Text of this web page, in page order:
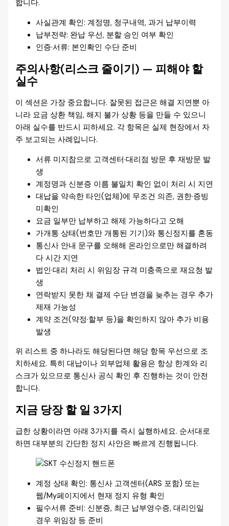
합니다.
사실관계 확인: 계정명, 청구내역, 과거 납부이력
납부전략: 완납 우선, 분할 승인 여부 확인
인증·서류: 본인확인 수단 준비
주의사항(리스크 줄이기) — 피해야 할
실수
이 섹션은 가장 중요합니다. 잘못된 접근은 해결 지연뿐 아
니라 요금 상환 책임, 해지 불가 상황 등을 만들 수 있으니
아래 실수를 반드시 피하세요. 각 항목은 실제 현장에서 자
주 보고되는 사례입니다.
서류 미지참으로 고객센터·대리점 방문 후 재방문 발
생
계정명과 신분증 이름 불일치 확인 없이 처리 시 지연
대납을 약속한 타인(업체)에 무조건 의존, 권한·증빙
미확인
요금 일부만 납부하고 해제 가능하다고 오해
가개통 상태(번호만 개통된 기기)와 통신정지를 혼동
통신사 안내 문구를 오해해 온라인으로만 해결하려
다 시간 지연
법인·대리 처리 시 위임장 규격 미충족으로 재요청 발
생
연락받지 못한 채 결제 수단 변경을 늦추는 경우 추가
제재 가능성
계약 조건(약정·할부 등)을 확인하지 않아 추가 비용
발생
위 리스트 중 하나라도 해당된다면 해당 항목 우선으로 조
치하세요. 특히 대납이나 외부업체 활용은 항상 한계와 리
스크가 있으므로 통신사 공식 확인 후 진행하는 것이 안전
합니다.
지금 당장 할 일 3가지
급한 상황이라면 아래 3가지를 즉시 실행하세요. 순서대로
하면 대부분의 간단한 정지 사안은 빠르게 진행됩니다.
계정 상태 확인: 통신사 고객센터(ARS 포함) 또는
웹/My페이지에서 현재 정지 유형 확인
필수서류 준비: 신분증, 최근 납부영수증, 대리인일
경우 위임장 등 준비